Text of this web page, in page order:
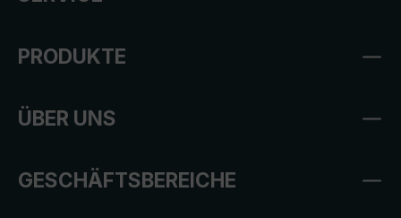
PRODUKTE
ÜBER UNS
GESCHÄFTSBEREICHE